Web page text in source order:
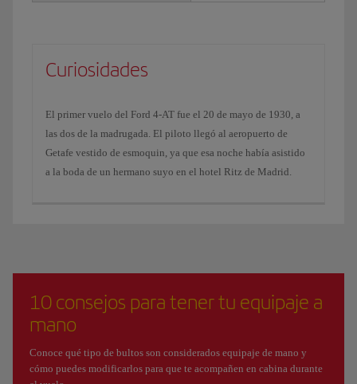
Curiosidades
El primer vuelo del Ford 4-AT fue el 20 de mayo de 1930, a
las dos de la madrugada. El piloto llegó al aeropuerto de
Getafe vestido de esmoquin, ya que esa noche había asistido
a la boda de un hermano suyo en el hotel Ritz de Madrid.
10 consejos para tener tu equipaje a
mano
Conoce qué tipo de bultos son considerados equipaje de mano y
cómo puedes modificarlos para que te acompañen en cabina durante